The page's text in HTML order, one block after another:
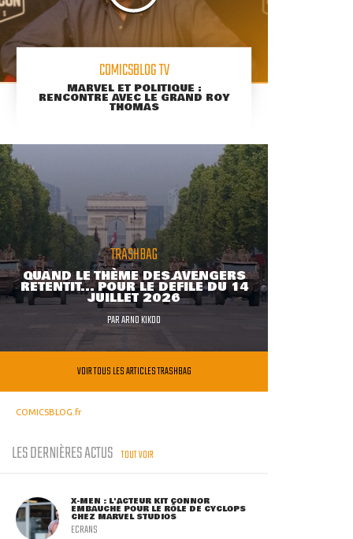
COMICSBLOG TV
MARVEL ET POLITIQUE :
RENCONTRE AVEC LE GRAND ROY
THOMAS
TRASHBAG
QUAND LE THÈME DES AVENGERS
RETENTIT... POUR LE DÉFILÉ DU 14
JUILLET 2026
PARARNO KIKOO
VOIR TOUS LES ARTICLES TRASHBAG
COMICSBLOG.fr
LES DERNIÈRES ACTUS TOUT VOIR
X-MEN : L'ACTEUR KIT CONNOR
EMBAUCHÉ POUR LE RÔLE DE CYCLOPS
CHEZ MARVEL STUDIOS
ECRANS